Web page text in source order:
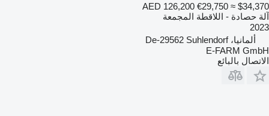
AED 126,200 €29,750 ≈ $34,370
آلة حصادة - اللاقطة المجمعة
2023
ألمانيا، De-29562 Suhlendorf
E-FARM GmbH
الاتصال بالبائع